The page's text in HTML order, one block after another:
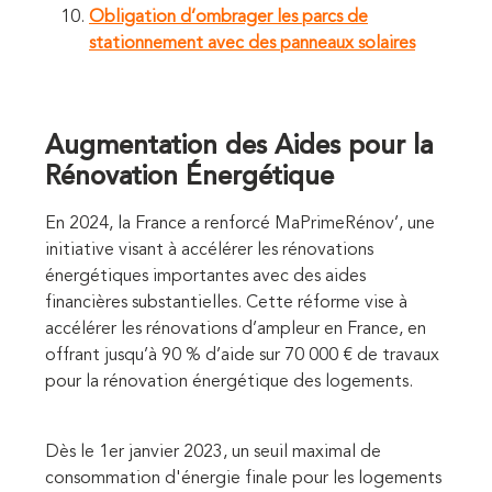
Obligation d’ombrager les parcs de
stationnement avec des panneaux solaires
Augmentation des Aides pour la
Rénovation Énergétique
En 2024, la France a renforcé MaPrimeRénov’, une
initiative visant à accélérer les rénovations
énergétiques importantes avec des aides
financières substantielles. Cette réforme vise à
accélérer les rénovations d’ampleur en France, en
offrant jusqu’à 90 % d’aide sur 70 000 € de travaux
pour la rénovation énergétique des logements.
Dès le 1er janvier 2023, un seuil maximal de
consommation d'énergie finale pour les logements